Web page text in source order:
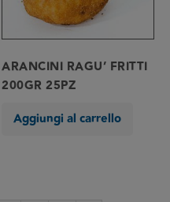
ARANCINI RAGU’ FRITTI
200GR 25PZ
Aggiungi al carrello